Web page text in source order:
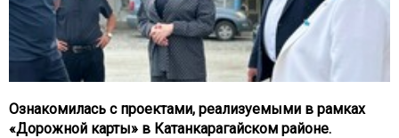
Ознакомилась с проектами, реализуемыми в рамках
«Дорожной карты» в Катанкарагайском районе.